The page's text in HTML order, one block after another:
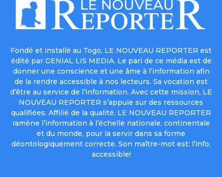
Fondé et installé au Togo, LE NOUVEAU REPORTER est
édité par GENIAL LIS MEDIA. Le pari de ce média est de
donner une conscience et une âme à l’information afin
de la rendre accessible à nos lecteurs. Sa vocation est
d’être au service de l’information. Avec cette mission, LE
NOUVEAU REPORTER s’appuie sur des ressources
qualifiées. Affilié de la qualité, LE NOUVEAU REPORTER
ramène l’information à l’échelle nationale, continentale
et du monde, pour la servir dans sa forme
déontologiquement correcte. Son maître-mot est: l’info,
accessible!